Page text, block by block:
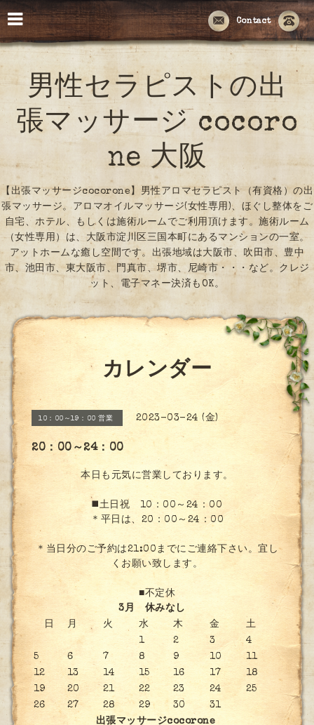
Contact
男性セラピストの出
張マッサージ cocoro
ne 大阪
【出張マッサージcocorone】男性アロマセラピスト（有資格）の出
張マッサージ。アロマオイルマッサージ(女性専用)、ほぐし整体をご
自宅、ホテル、もしくは施術ルームでご利用頂けます。施術ルーム
（女性専用）は、大阪市淀川区三国本町にあるマンションの一室。
アットホームな癒し空間です。出張地域は大阪市、吹田市、豊中
市、池田市、東大阪市、門真市、堺市、尼崎市・・・など。クレジ
ット、電子マネー決済もOK。
カレンダー
10：00～19：00 営業 2023-03-24 (金)
20：00～24：00
本日も元気に営業しております。
◼️土日祝 10：00～24：00
＊平日は、20：00～24：00
＊当日分のご予約は21:00までにご連絡下さい。宜し
くお願い致します。
■不定休
3月 休みなし
日
月 火 水 木 金
土
1
2 3
4
5
6 7 8 9 10
11
12
13 14 15 16 17
18
19
20 21 22 23 24
25
26
27 28 29 30
31
出張マッサージcocorone